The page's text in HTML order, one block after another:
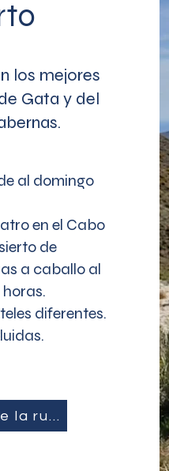
los mejores
Gata y del
al domingo
en el Cabo
de
a caballo al
diferentes.
Información de la ruta